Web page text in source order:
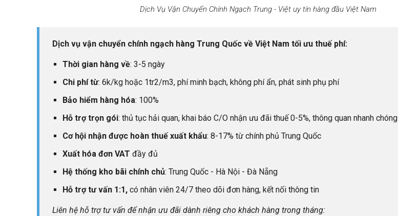
Dịch Vụ Vận Chuyển Chính Ngạch Trung - Việt uy tín hàng đầu Việt Nam
Dịch vụ vận chuyển chính ngạch hàng Trung Quốc về Việt Nam tối ưu thuế phí:
Thời gian hàng về: 3-5 ngày
Chi phí từ: 6k/kg hoặc 1tr2/m3, phí minh bạch, không phí ẩn, phát sinh phụ phí
Bảo hiểm hàng hóa: 100%
Hỗ trợ trọn gói: thủ tục hải quan, khai báo C/O nhận ưu đãi thuế 0-5%, thông quan nhanh chóng
Cơ hội nhận được hoàn thuế xuất khẩu: 8-17% từ chính phủ Trung Quốc
Xuất hóa đơn VAT đầy đủ
Hệ thống kho bãi chính chủ: Trung Quốc - Hà Nội - Đà Nẵng
Hỗ trợ tư vấn 1:1, có nhân viên 24/7 theo dõi đơn hàng, kết nối thông tin
Liên hệ hỗ trợ tư vấn để nhận ưu đãi dành riêng cho khách hàng trong tháng: